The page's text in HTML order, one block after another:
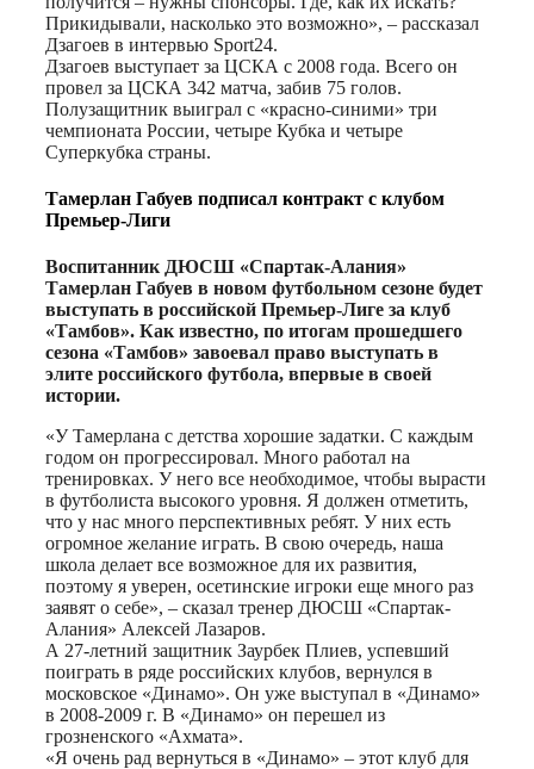
Прикидывали, насколько это возможно», – рассказал
Дзагоев в интервью Sport24.
Дзагоев выступает за ЦСКА с 2008 года. Всего он
провел за ЦСКА 342 матча, забив 75 голов.
Полузащитник выиграл с «красно-синими» три
чемпионата России, четыре Кубка и четыре
Суперкубка страны.
Тамерлан Габуев подписал контракт с клубом
Премьер-Лиги
Воспитанник ДЮСШ «Спартак-Алания»
Тамерлан Габуев в новом футбольном сезоне будет
выступать в российской Премьер-Лиге за клуб
«Тамбов». Как известно, по итогам прошедшего
сезона «Тамбов» завоевал право выступать в
элите российского футбола, впервые в своей
истории.
«У Тамерлана с детства хорошие задатки. С каждым
годом он прогрессировал. Много работал на
тренировках. У него все необходимое, чтобы вырасти
в футболиста высокого уровня. Я должен отметить,
что у нас много перспективных ребят. У них есть
огромное желание играть. В свою очередь, наша
школа делает все возможное для их развития,
поэтому я уверен, осетинские игроки еще много раз
заявят о себе», – сказал тренер ДЮСШ «Спартак-
Алания» Алексей Лазаров.
А 27-летний защитник Заурбек Плиев, успевший
поиграть в ряде российских клубов, вернулся в
московское «Динамо». Он уже выступал в «Динамо»
в 2008-2009 г. В «Динамо» он перешел из
грозненского «Ахмата».
«Я очень рад вернуться в «Динамо» – этот клуб для